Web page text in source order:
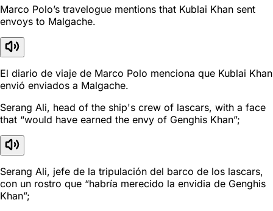
Marco Polo’s travelogue mentions that Kublai Khan sent
envoys to Malgache.
El diario de viaje de Marco Polo menciona que Kublai Khan
envió enviados a Malgache.
Serang Ali, head of the ship's crew of lascars, with a face
that “would have earned the envy of Genghis Khan”;
Serang Ali, jefe de la tripulación del barco de los lascars,
con un rostro que “habría merecido la envidia de Genghis
Khan”;